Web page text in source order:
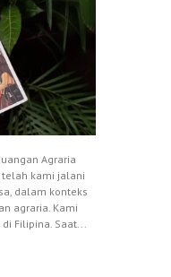
Agraria
kami jalani
dalam konteks
agraria. Kami
Filipina. Saat...